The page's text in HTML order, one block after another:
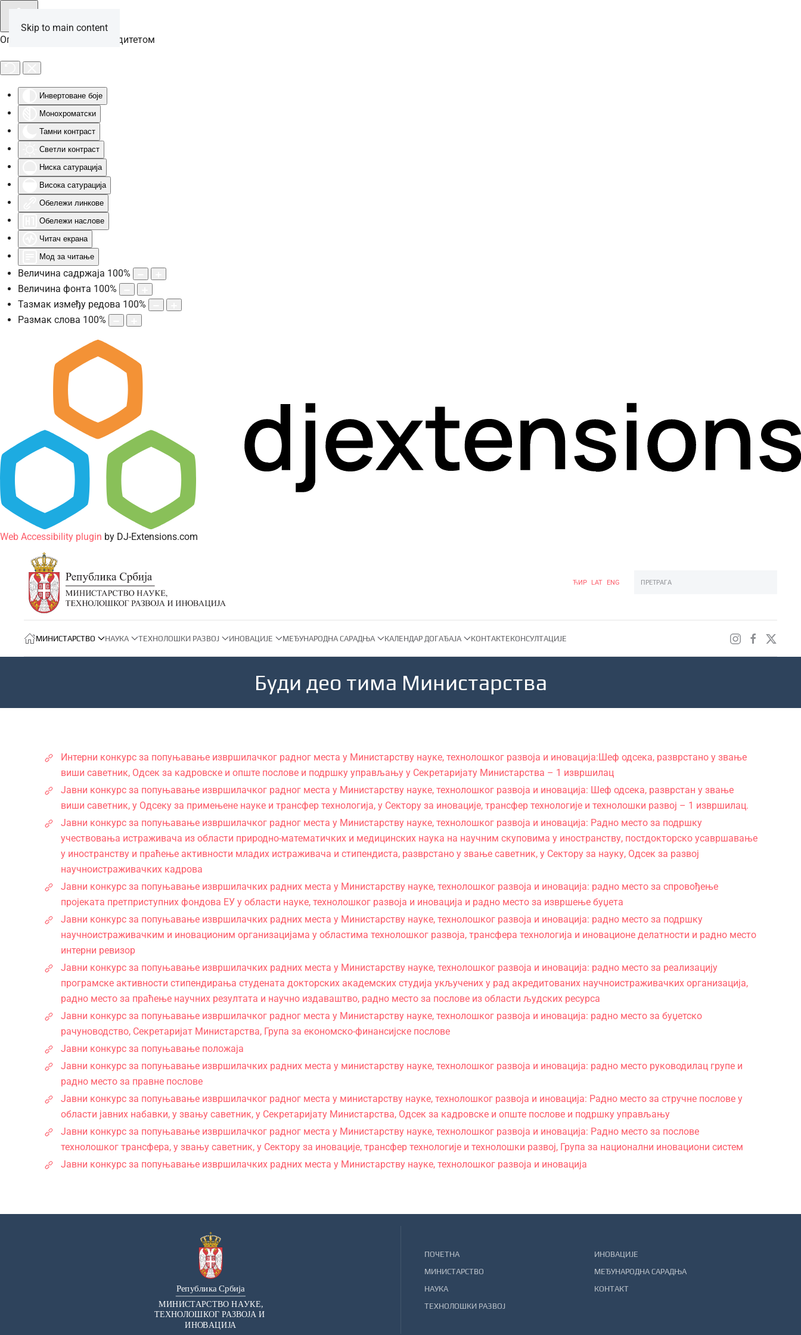
Опције за особе са инвалидитетом
Инвертоване боје
Монохроматски
Тамни контраст
Светли контраст
Ниска сатурација
Висока сатурација
Обележи линкове
Обележи наслове
Читач екрана
Мод за читање
Величина садржаја 100%
Величина фонта 100%
Тазмак између редова 100%
Размак слова 100%
Web Accessibility plugin by DJ-Extensions.com
Skip to main content
ЋИР LAT ENG
МИНИСТАРСТВО НАУКА ТЕХНОЛОШКИ РАЗВОЈ ИНОВАЦИЈЕ МЕЂУНАРОДНА САРАДЊА КАЛЕНДАР ДОГАЂАЈА КОНТАКТЕКОНСУЛТАЦИЈЕ
Буди део тима Министарства
Интерни конкурс за попуњавање извршилачкoг радног места у Министарству науке, технолошког развоја и иновација:Шеф одсека, разврстано у звање
виши саветник, Одсек за кадровске и опште послове и подршку управљању у Секретаријату Министарства – 1 извршилац
Јавни конкурс за попуњавање извршилачкoг радног места у Министарству науке, технолошког развоја и иновација: Шеф одсека, разврстан у звање
виши саветник, у Одсеку за примењене науке и трансфер технологија, у Сектору за иновације, трансфер технологије и технолошки развој – 1 извршилац.
Јавни конкурс за попуњавање извршилачкoг радног места у Министарству науке, технолошког развоја и иновација: Радно место за подршку
учествовања истраживача из области природно-математичких и медицинских наука на научним скуповима у иностранству, постдокторско усавршавање
у иностранству и праћење активности младих истраживача и стипендиста, разврстано у звање саветник, у Сектору за науку, Одсек за развој
научноистраживачких кадрова
Јавни конкурс за попуњавање извршилачких радних места у Министарству науке, технолошког развоја и иновација: радно место за спровођење
пројеката претприступних фондова ЕУ у области науке, технолошког развоја и иновација и радно место за извршење буџета
Јавни конкурс за попуњавање извршилачких радних места у Министарству науке, технолошког развоја и иновација: радно место за подршку
научноистраживачким и иновационим организацијама у областима технолошког развоја, трансфера технологија и иновационе делатности и радно место
интерни ревизор
Јавни конкурс за попуњавање извршилачких радних места у Министарству науке, технолошког развоја и иновација: радно место за реализацију
програмске активности стипендирања студената докторских академских студија укључених у рад акредитованих научноистраживачких организација,
радно место за праћење научних резултата и научно издаваштво, радно место за послове из области људских ресурса
Јавни конкурс за попуњавање извршилачког радног места у Министарству науке, технолошког развоја и иновација: радно место за буџетско
рачуноводство, Секретаријат Министарства, Група за економско-финансијске послове
Јавни конкурс за попуњавање положаја
Јавни конкурс за попуњавање извршилачких радних места у министарству науке, технолошког развоја и иновација: радно место руководилац групе и
радно место за правне послове
Jавни конкурс за попуњавање извршилачког радног места у министарству науке, технолошког развоја и иновација: Радно место за стручне послове у
области јавних набавки, у звању саветник, у Секретаријату Министарства, Одсек за кадровске и опште послове и подршку управљању
Јавни конкурс за попуњавање извршилачког радног места у Министарству науке, технолошког развоја и иновација: Радно место за послове
технолошког трансфера, у звању саветник, у Сектору за иновације, трансфер технологије и технолошки развој, Група за национални иновациони систем
Јавни конкурс за попуњавање извршилачких радних места у Министарству науке, технолошког развоја и иновација
ПОЧЕТНА
МИНИСТАРСТВО
НАУКА
ТЕХНОЛОШКИ РАЗВОЈ
ИНОВАЦИЈЕ
МЕЂУНАРОДНА САРАДЊА
КОНТАКТ